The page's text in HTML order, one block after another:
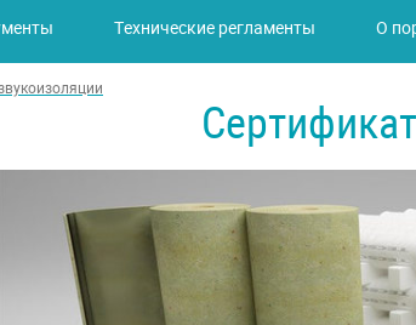
Технические регламенты О